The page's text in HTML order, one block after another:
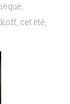
cet été,